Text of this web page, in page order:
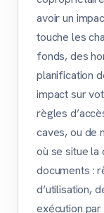
avoir un
touche les
fonds, des
planification
impact sur
règles
caves, ou de
où se situe la
documents :
d’utilisation,
exécution par